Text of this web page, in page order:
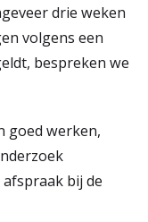
drie weken
volgens een
bespreken we
goed werken,
bij de